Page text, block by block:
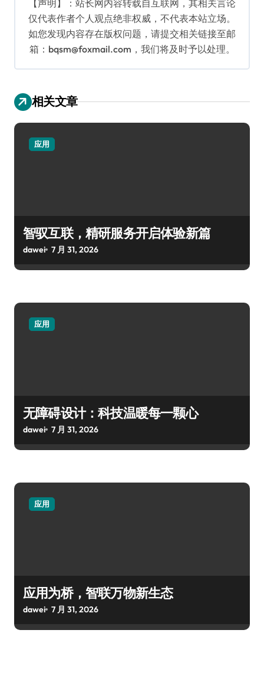
【声明】：站长网内容转载自互联网，其相关言论
仅代表作者个人观点绝非权威，不代表本站立场。
如您发现内容存在版权问题，请提交相关链接至邮
箱：bqsm@foxmail.com，我们将及时予以处理。
相关文章
应用
智驭互联，精研服务开启体验新篇
dawei 7 月 31, 2026
应用
无障碍设计：科技温暖每一颗心
dawei 7 月 31, 2026
应用
应用为桥，智联万物新生态
dawei 7 月 31, 2026